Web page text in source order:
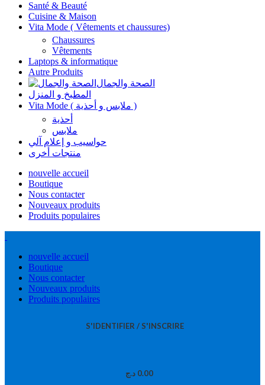
Santé & Beauté
Cuisine & Maison
Vita Mode ( Vêtements et chaussures)
Chaussures
Vêtements
Laptops & informatique
Autre Produits
الصحة والجمال
المطبخ و المنزل
Vita Mode ( ملابس و أحذية )
أحذية
ملابس
حواسيب و إعلام آلي
منتجات أخرى
nouvelle accueil
Boutique
Nous contacter
Nouveaux produits
Produits populaires
nouvelle accueil
Boutique
Nous contacter
Nouveaux produits
Produits populaires
S'IDENTIFIER / S'INSCRIRE
0.00 د.ج